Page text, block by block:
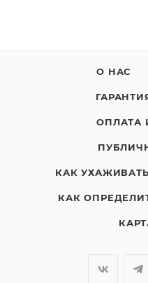
О НАС
ОПЛАТА
КАК
КАК